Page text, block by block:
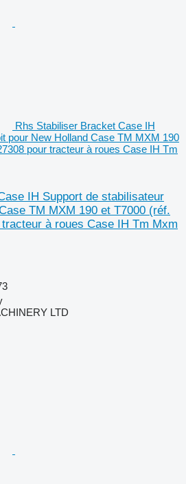
Rhs Stabiliser Bracket Case IH
pour New Holland Case TM MXM 190
pour tracteur à roues Case IH Tm
IH Support de stabilisateur
TM MXM 190 et T7000 (réf.
à roues Case IH Tm Mxm
LTD